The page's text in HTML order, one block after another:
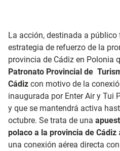
La acción, destinada a público
estrategia de refuerzo de la
provincia de Cádiz en Polonia
Patronato Provincial de
Cádiz con motivo de la
inaugurada por Enter Air y Tui
y que se mantendrá activa
octubre. Se trata de una
polaco a la provincia de Cádiz
una conexión aérea directa